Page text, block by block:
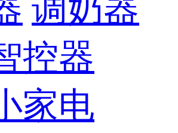
调奶器
控器
家电